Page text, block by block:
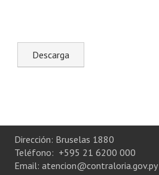
Participación Ciudadana
ACTIVIDADES DE CONTROL
Rendición de Cuentas de Viáticos
Reporte de Hechos Punibles
Dirección: Bruselas 1880
Teléfono: +595 21 6200 000
Email: atencion@contraloria.gov.py